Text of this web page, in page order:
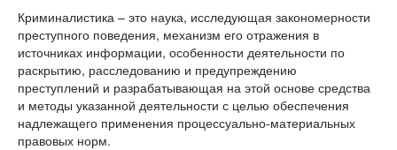
Криминалистика – это наука, исследующая закономерности
преступного поведения, механизм его отражения в
источниках информации, особенности деятельности по
раскрытию, расследованию и предупреждению
преступлений и разрабатывающая на этой основе средства
и методы указанной деятельности с целью обеспечения
надлежащего применения процессуально-материальных
правовых норм.